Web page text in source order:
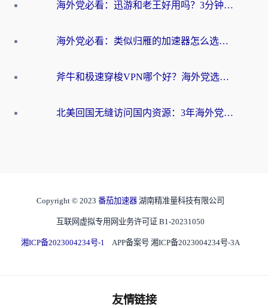
海外党必看：迅游和老王好用吗？3分钟选对加速国内网络的加速器
海外党必看：类似归雁的加速器怎么选？一篇搞定无缝访问国内资源
斧牛和极速穿梭VPN哪个好？海外党选回国加速器必看的真实对比与避坑指南
北美回国无缝访问国内资源：3年海外党亲测的加速器选择指南
Copyright © 2023 番茄加速器 湖南精准量科技有限公司
互联网虚拟专用网业务许可证 B1-20231050
湘ICP备2023004234号-1 APP备案号 湘ICP备2023004234号-3A
友情链接